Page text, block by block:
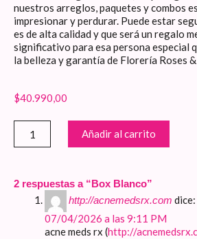
nuestros arreglos, paquetes y combos
impresionar y perdurar. Puede estar
es de alta calidad y que será un regalo
significativo para esa persona especial
la belleza y garantía de Florería Roses
$40.990,00
Blanco
Añadir al carrito
2 respuestas a “Box Blanco”
http://acnemedsrx.com dice:
07/04/2026 a las 9:11 PM
acne meds rx (http://